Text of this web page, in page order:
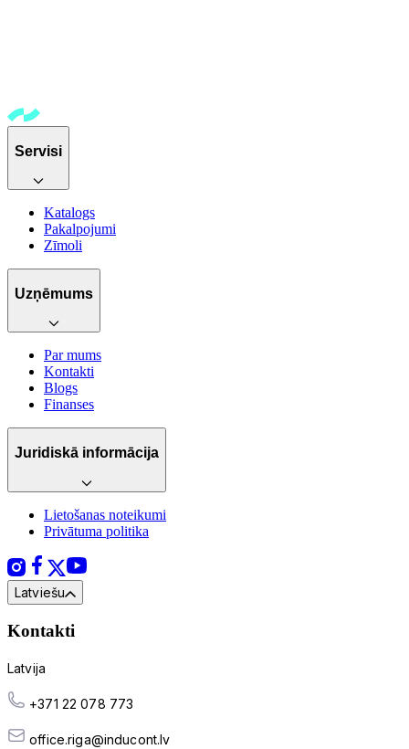
Servisi
Katalogs
Pakalpojumi
Zīmoli
Uzņēmums
Par mums
Kontakti
Blogs
Finanses
Juridiskā informācija
Lietošanas noteikumi
Privātuma politika
Latviešu
Kontakti
Latvija
+371 22 078 773
office.riga@inducont.lv